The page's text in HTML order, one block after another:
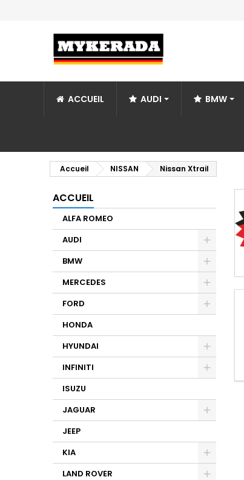
ACCUEIL AUDI BMW
Accueil NISSAN Nissan Xtrail
ACCUEIL
ALFA ROMEO
AUDI
BMW
MERCEDES
FORD
HONDA
HYUNDAI
INFINITI
ISUZU
JAGUAR
JEEP
KIA
LAND ROVER